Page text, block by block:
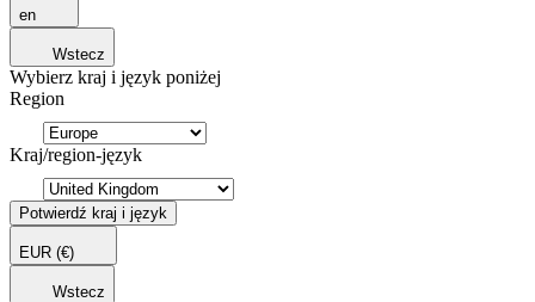
en
Wstecz
Wybierz kraj i język poniżej
Region
Kraj/region-język
Potwierdź kraj i język
EUR (€)
Wstecz